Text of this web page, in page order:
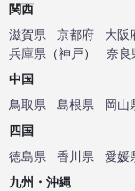
関西
滋賀県
京都府 大阪
兵庫県 （神戸） 奈良
中国
鳥取県
島根県 岡山
四国
徳島県
香川県 愛媛
九州・沖縄